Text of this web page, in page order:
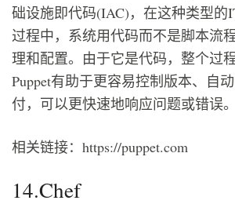
础设施即代码(IAC)，在这种类型的
过程中，系统用代码而不是脚本流
理和配置。由于它是代码，整个过
Puppet有助于更容易控制版本、自
付，可以更快速地响应问题或错误。
相关链接：https://puppet.com
14.Chef